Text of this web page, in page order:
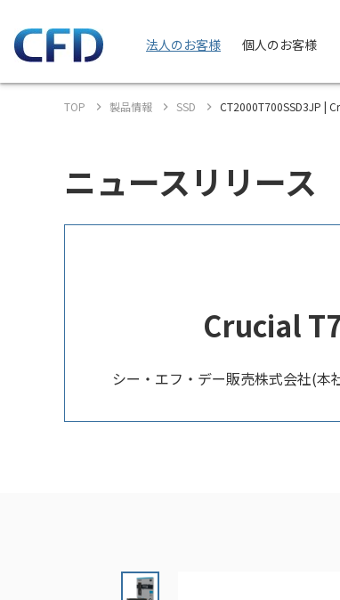
法人のお客様 個人のお客様
TOP 製品情報 SSD CT2000T700SSD3JP |
ニュースリリース
Crucial
シー・エフ・デー販売株式会社(本